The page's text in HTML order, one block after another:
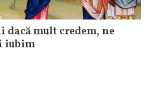
mult credem, ne
iubim